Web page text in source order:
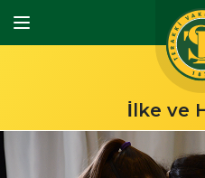
İlke ve